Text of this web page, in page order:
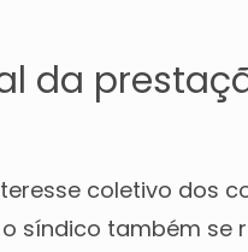
da
coletivo dos
síndico também se